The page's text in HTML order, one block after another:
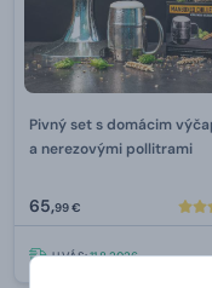
Pivný set s domácim
a nerezovými pollitrami
65,99 €
U VÁS:11.8.2026